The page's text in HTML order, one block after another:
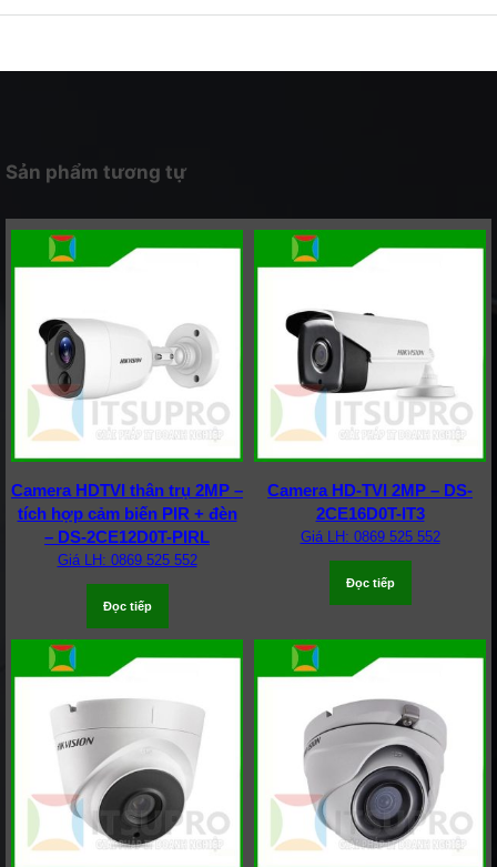
Sản phẩm tương tự
Camera HDTVI thân trụ 2MP –
tích hợp cảm biến PIR + đèn
– DS-2CE12D0T-PIRL
Giá LH: 0869 525 552
Đọc tiếp
Camera HD-TVI 2MP – DS-
2CE16D0T-IT3
Giá LH: 0869 525 552
Đọc tiếp